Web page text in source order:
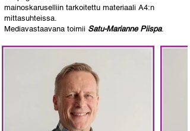
mainoskaruselliin tarkoitettu materiaali A4:n
mittasuhteissa.
Mediavastaavana toimii Satu-Marianne Piispa.